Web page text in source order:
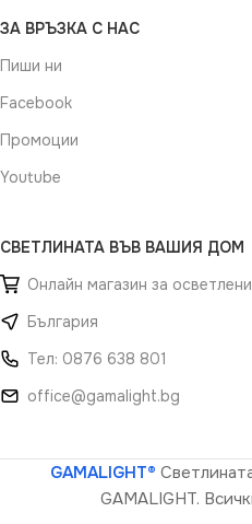
ЗА ВРЪЗКА С НАС
Пиши ни
Facebook
Промоции
Youtube
СВЕТЛИНАТА ВЪВ ВАШИЯ ДОМ
Онлайн магазин за
България
Тел: 0876 638 801
office@gamalight.bg
GAMALIGHT®
GAMALIGHT.